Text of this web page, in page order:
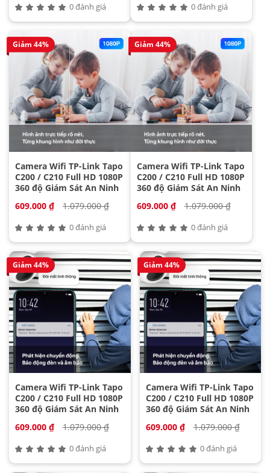
0 đánh giá 0 đánh giá
Giảm 44%
Camera Wifi TP-Link Tapo
C200 / C210 Full HD 1080P
360 độ Giám Sát An Ninh
609.000 ₫
1.079.000 ₫
0 đánh giá
Giảm 44%
Camera Wifi TP-Link Tapo
C200 / C210 Full HD 1080P
360 độ Giám Sát An Ninh
609.000 ₫
1.079.000 ₫
0 đánh giá
Giảm 44%
Camera Wifi TP-Link Tapo
C200 / C210 Full HD 1080P
360 độ Giám Sát An Ninh
609.000 ₫
1.079.000 ₫
0 đánh giá
Giảm 44%
Camera Wifi TP-Link Tapo
C200 / C210 Full HD 1080P
360 độ Giám Sát An Ninh
609.000 ₫
1.079.000 ₫
0 đánh giá